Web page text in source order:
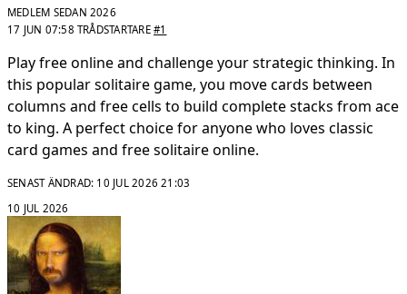
MEDLEM SEDAN 2026
17 JUN 07:58 TRÅDSTARTARE #1
Play free online and challenge your strategic thinking. In
this popular solitaire game, you move cards between
columns and free cells to build complete stacks from ace
to king. A perfect choice for anyone who loves classic
card games and free solitaire online.
SENAST ÄNDRAD: 10 JUL 2026 21:03
10 JUL 2026